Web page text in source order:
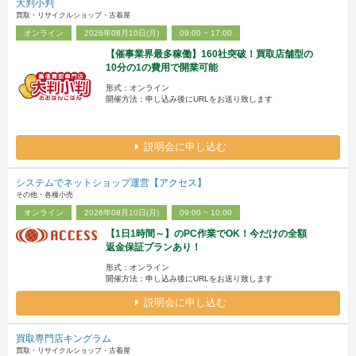
大判小判
買取・リサイクルショップ・古着屋
オンライン 2026年08月10日(月) 09:00 ~ 17:00
【催事業界最多稼働】160社突破！買取店舗型の
10分の1の費用で開業可能
形式：オンライン
開催方法：申し込み後にURLをお送り致します
説明会に申し込む
システムでネットショップ運営【アクセス】
その他・各種小売
オンライン 2026年08月10日(月) 09:00 ~ 10:00
【1日1時間～】のPC作業でOK！今だけの全額
返金保証プランあり！
形式：オンライン
開催方法：申し込み後にURLをお送り致します
説明会に申し込む
買取専門店キングラム
買取・リサイクルショップ・古着屋